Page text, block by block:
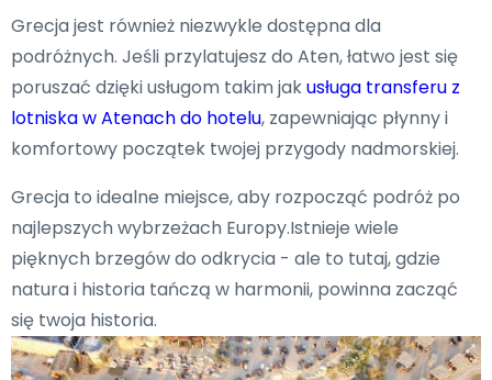
Grecja jest również niezwykle dostępna dla
podróżnych. Jeśli przylatujesz do Aten, łatwo jest się
poruszać dzięki usługom takim jakusługa transferu z
lotniska w Atenach do hotelu, zapewniając płynny i
komfortowy początek twojej przygody nadmorskiej.
Grecja to idealne miejsce, aby rozpocząć podróż po
najlepszych wybrzeżach Europy.Istnieje wiele
pięknych brzegów do odkrycia - ale to tutaj, gdzie
natura i historia tańczą w harmonii, powinna zacząć
się twoja historia.